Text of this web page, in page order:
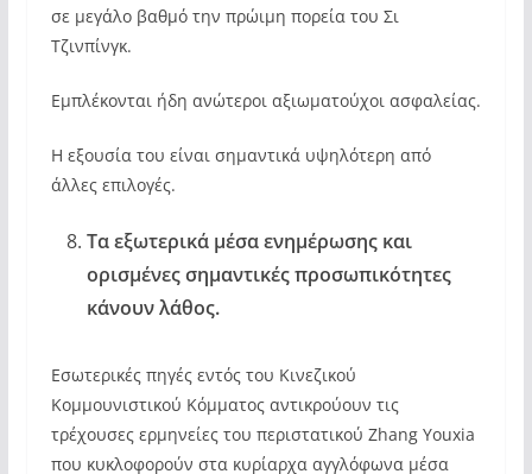
σε μεγάλο βαθμό την πρώιμη πορεία του Σι
Τζινπίνγκ.
Εμπλέκονται ήδη ανώτεροι αξιωματούχοι ασφαλείας.
Η εξουσία του είναι σημαντικά υψηλότερη από
άλλες επιλογές.
Τα εξωτερικά μέσα ενημέρωσης και
ορισμένες σημαντικές προσωπικότητες
κάνουν λάθος.
Εσωτερικές πηγές εντός του Κινεζικού
Κομμουνιστικού Κόμματος αντικρούουν τις
τρέχουσες ερμηνείες του περιστατικού Zhang Youxia
που κυκλοφορούν στα κυρίαρχα αγγλόφωνα μέσα